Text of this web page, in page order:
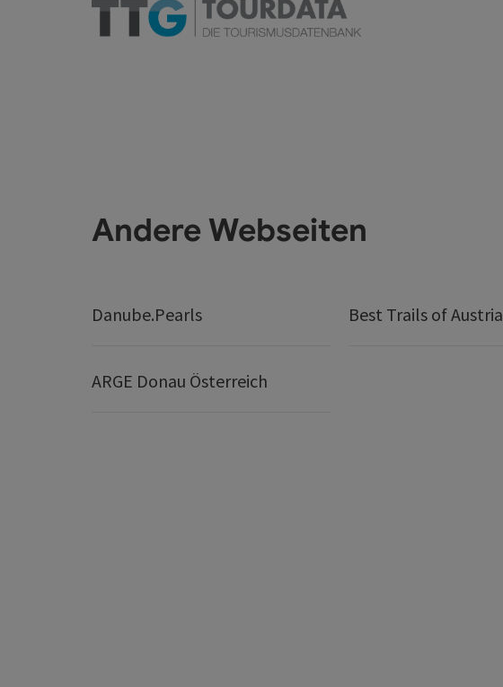
Andere Webseiten
Danube.Pearls Best Trails of Austria
ARGE Donau Österreich